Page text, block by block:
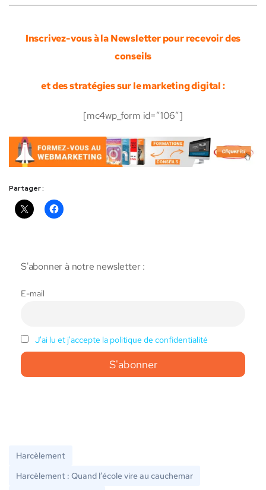
Inscrivez-vous à la Newsletter pour recevoir des
conseils
et des stratégies sur le marketing digital :
[mc4wp_form id=”106″]
Partager :
S'abonner à notre newsletter :
E-mail
J'ai lu et j'accepte la politique de confidentialité
Harcèlement
Harcèlement : Quand l’école vire au cauchemar